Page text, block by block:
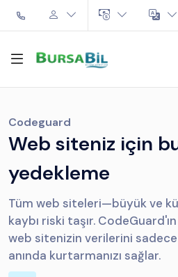
Codeguard
Web siteniz için
yedekleme
Tüm web siteleri—büyük ve
kaybı riski taşır.
web sitenizin verilerini
anında kurtarmanızı sağlar.